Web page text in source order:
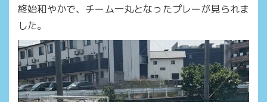
終始和やかで、チーム一丸となったプレーが見られま
した。